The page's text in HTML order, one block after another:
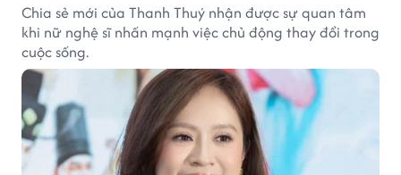
Chia sẻ mới của Thanh Thuý nhận được sự quan tâm
khi nữ nghệ sĩ nhấn mạnh việc chủ động thay đổi trong
cuộc sống.